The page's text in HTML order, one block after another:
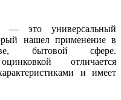
— это универсальный
нашел применение в
бытовой сфере.
отличается
и имеет